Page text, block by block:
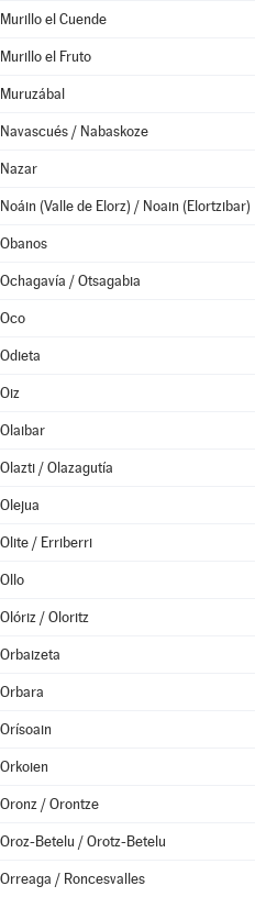
Murillo el Cuende
Murillo el Fruto
Muruzábal
Navascués / Nabaskoze
Nazar
Noáin (Valle de Elorz) / Noain (Elortzibar)
Obanos
Ochagavía / Otsagabia
Oco
Odieta
Oiz
Olaibar
Olazti / Olazagutía
Olejua
Olite / Erriberri
Ollo
Olóriz / Oloritz
Orbaizeta
Orbara
Orísoain
Orkoien
Oronz / Orontze
Oroz-Betelu / Orotz-Betelu
Orreaga / Roncesvalles